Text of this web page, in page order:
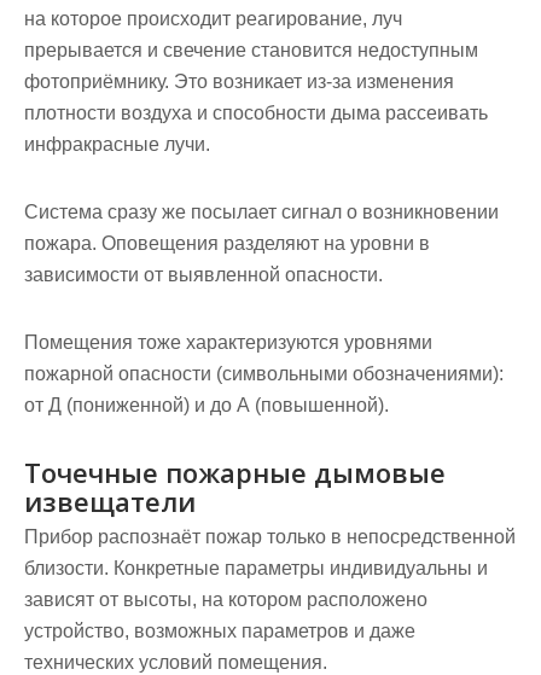
на которое происходит реагирование, луч
прерывается и свечение становится недоступным
фотоприёмнику. Это возникает из-за изменения
плотности воздуха и способности дыма рассеивать
инфракрасные лучи.
Система сразу же посылает сигнал о возникновении
пожара. Оповещения разделяют на уровни в
зависимости от выявленной опасности.
Помещения тоже характеризуются уровнями
пожарной опасности (символьными обозначениями):
от Д (пониженной) и до А (повышенной).
Точечные пожарные дымовые
извещатели
Прибор распознаёт пожар только в непосредственной
близости. Конкретные параметры индивидуальны и
зависят от высоты, на котором расположено
устройство, возможных параметров и даже
технических условий помещения.